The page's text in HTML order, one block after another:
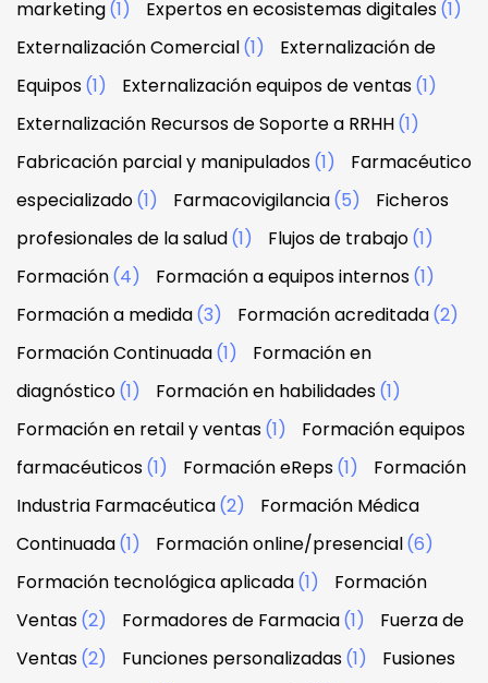
marketing(1) Expertos en ecosistemas digitales(1)
Externalización Comercial(1)
Externalización de
Equipos(1) Externalización equipos de ventas(1)
Externalización Recursos de Soporte a RRHH(1)
Fabricación parcial y manipulados(1)
Farmacéutico
especializado(1) Farmacovigilancia(5)
Ficheros
profesionales de la salud(1) Flujos de trabajo(1)
Formación(4) Formación a equipos internos(1)
Formación a medida(3) Formación acreditada(2)
Formación Continuada(1)
Formación en
diagnóstico(1) Formación en habilidades(1)
Formación en retail y ventas(1)
Formación equipos
farmacéuticos(1) Formación eReps(1)
Formación
Industria Farmacéutica(2)
Formación Médica
Continuada(1) Formación online/presencial(6)
Formación tecnológica aplicada(1)
Formación
Ventas(2) Formadores de Farmacia(1)
Fuerza de
Ventas(2) Funciones personalizadas(1)
Fusiones